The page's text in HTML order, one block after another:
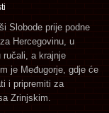
Slobode prije podne
Hercegovinu, u
ručali, a krajnje
je Međugorje, gdje će
i pripremiti za
Zrinjskim.